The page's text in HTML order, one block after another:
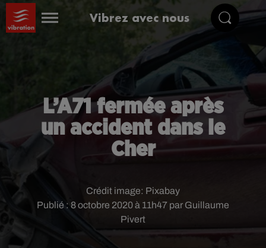
Vibrez avec nous
L’A71 fermée après
un accident dans le
Cher
Publié : 8 octobre 2020 à 11h47 par Guillaume
Pivert
Crédit image: Pixabay